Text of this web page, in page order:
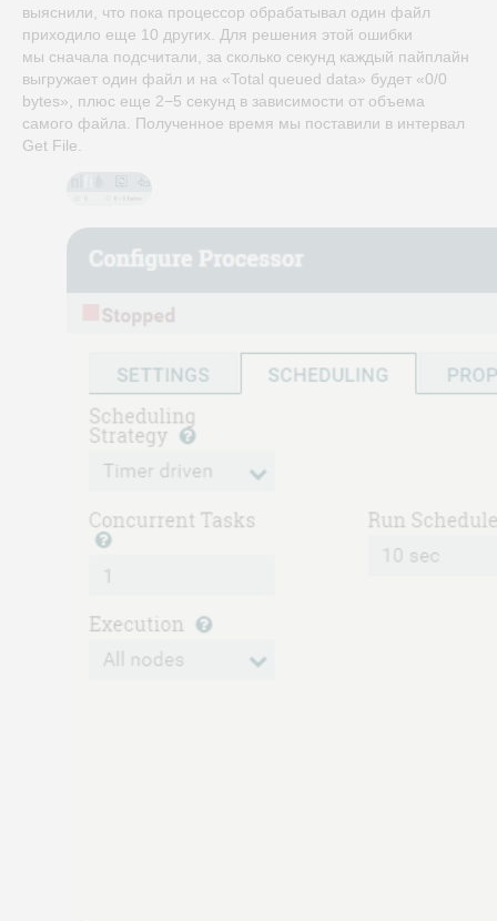
выяснили, что пока процессор обрабатывал один файл
приходило еще 10 других. Для решения этой ошибки
мы сначала подсчитали, за сколько секунд каждый пайплайн
выгружает один файл и на «Total queued data» будет «0/0
bytes», плюс еще 2−5 секунд в зависимости от объема
самого файла. Полученное время мы поставили в интервал
Get File.